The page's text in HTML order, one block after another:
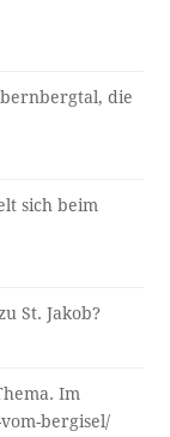
die
sich beim
St. Jakob?
Im
bergisel/